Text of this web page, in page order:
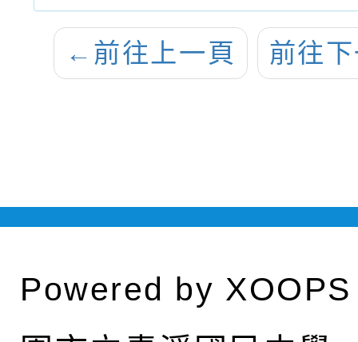
← 前往上一頁 前往
Powered by XOOPS